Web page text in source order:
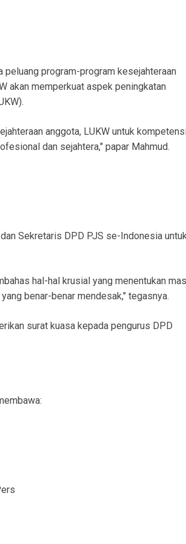
peluang program-program kesejahteraan
akan memperkuat aspek peningkatan
anggota, LUKW untuk
dan sejahtera," papar Mahmud.
Sekretaris DPD PJS se-Indonesia
hal-hal krusial yang menentukan
benar-benar mendesak," tegasnya.
surat kuasa kepada pengurus DPD